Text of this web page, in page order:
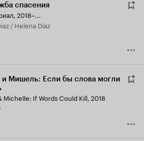
спасения
2018–...
/ Helena Díaz
и Мишель: Если бы слова могли
Michelle: If Words Could Kill, 2018